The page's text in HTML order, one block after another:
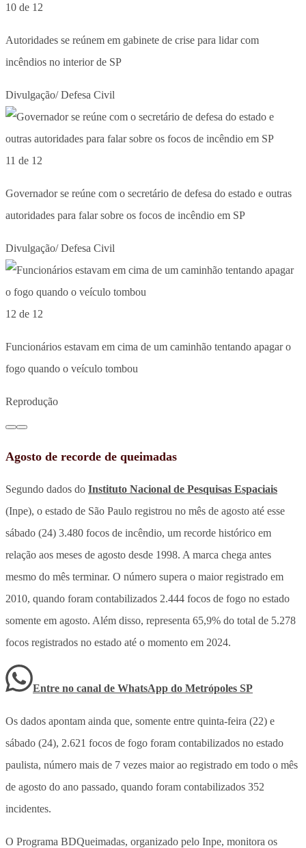
10 de 12
Autoridades se reúnem em gabinete de crise para lidar com
incêndios no interior de SP
Divulgação/ Defesa Civil
11 de 12
Governador se reúne com o secretário de defesa do estado e outras
autoridades para falar sobre os focos de incêndio em SP
Divulgação/ Defesa Civil
12 de 12
Funcionários estavam em cima de um caminhão tentando apagar o
fogo quando o veículo tombou
Reprodução
Agosto de recorde de queimadas
Segundo dados do Instituto Nacional de Pesquisas Espaciais
(Inpe), o estado de São Paulo registrou no mês de agosto até esse
sábado (24) 3.480 focos de incêndio, um recorde histórico em
relação aos meses de agosto desde 1998. A marca chega antes
mesmo do mês terminar. O número supera o maior registrado em
2010, quando foram contabilizados 2.444 focos de fogo no estado
somente em agosto. Além disso, representa 65,9% do total de 5.278
focos registrados no estado até o momento em 2024.
Entre no canal de WhatsApp do Metrópoles SP
Os dados apontam ainda que, somente entre quinta-feira (22) e
sábado (24), 2.621 focos de fogo foram contabilizados no estado
paulista, número mais de 7 vezes maior ao registrado em todo o mês
de agosto do ano passado, quando foram contabilizados 352
incidentes.
O Programa BDQueimadas, organizado pelo Inpe, monitora os